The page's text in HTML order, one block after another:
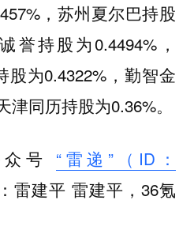
，苏州夏尔巴持股
誉持股为0.4494%，
股为0.4322%，勤智金
同历持股为0.36%。
号 “雷递”（ID：
雷建平 雷建平，36氪